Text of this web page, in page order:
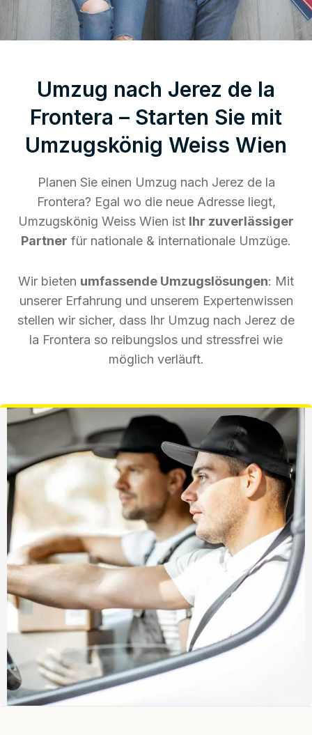
Umzug nach Jerez de la
Frontera – Starten Sie mit
Umzugskönig Weiss Wien
Planen Sie einen Umzug nach Jerez de la
Frontera? Egal wo die neue Adresse liegt,
Umzugskönig Weiss Wien ist Ihr zuverlässiger
Partner für nationale & internationale Umzüge.
Wir bieten umfassende Umzugslösungen: Mit
unserer Erfahrung und unserem Expertenwissen
stellen wir sicher, dass Ihr Umzug nach Jerez de
la Frontera so reibungslos und stressfrei wie
möglich verläuft.